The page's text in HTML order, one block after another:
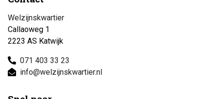
Welzijnskwartier
Callaoweg 1
2223 AS Katwijk
071 403 33 23
info@welzijnskwartier.nl